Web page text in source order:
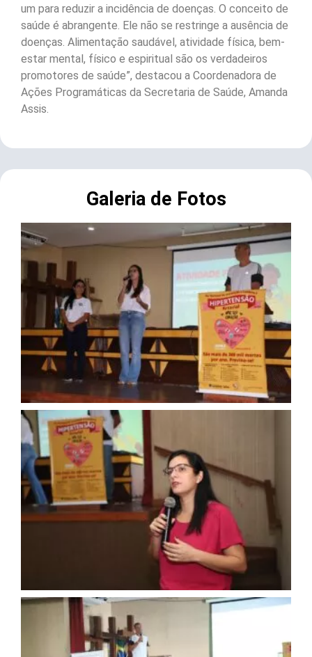
um para reduzir a incidência de doenças. O conceito de
saúde é abrangente. Ele não se restringe a ausência de
doenças. Alimentação saudável, atividade física, bem-
estar mental, físico e espiritual são os verdadeiros
promotores de saúde”, destacou a Coordenadora de
Ações Programáticas da Secretaria de Saúde, Amanda
Assis.
Galeria de Fotos